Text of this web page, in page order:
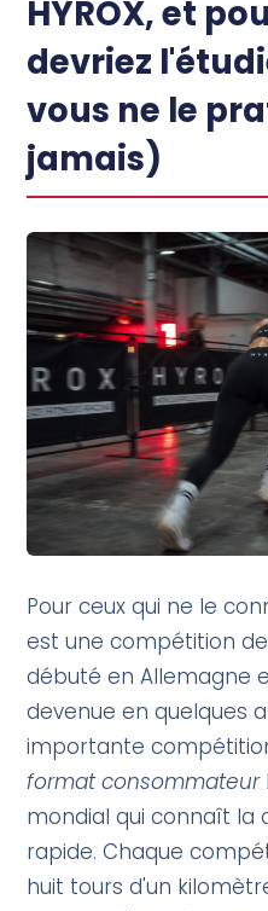
HYROX, et
devriez
vous ne le
jamais)
Pour ceux qui ne le
est une compétition
débuté en Allemagne
devenue en quelques
importante
format consommateur
mondial qui connaît la
rapide. Chaque
huit tours d'un